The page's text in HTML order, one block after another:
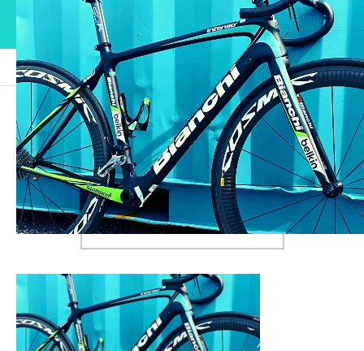
ブログ 16
2021.09.17
この記事のタイトルとURLをコピーする